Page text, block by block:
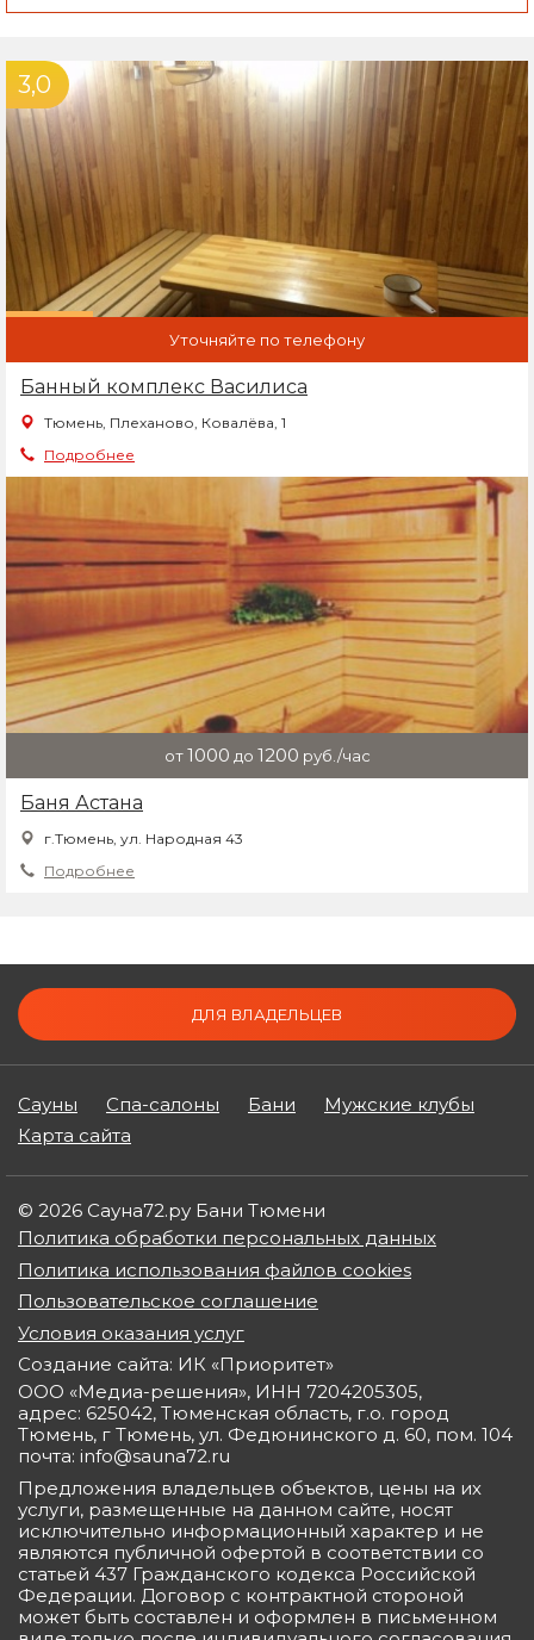
3,0
Уточняйте по телефону
Банный комплекс Василиса
Тюмень, Плеханово, Ковалёва, 1
Подробнее
от1000 до 1200 руб./час
Баня Астана
г.Тюмень, ул. Народная 43
Подробнее
ДЛЯ ВЛАДЕЛЬЦЕВ
Сауны Спа-салоны Бани
Мужские клубы
Карта сайта
© 2026 Сауна72.ру Бани Тюмени
Политика обработки персональных данных
Политика использования файлов cookies
Пользовательское соглашение
Условия оказания услуг
Создание сайта: ИК «Приоритет»
ООО «Медиа-решения», ИНН 7204205305,
адрес: 625042, Тюменская область, г.о. город
Тюмень, г Тюмень, ул. Федюнинского д. 60, пом. 104
почта: info@sauna72.ru
Предложения владельцев объектов, цены на их
услуги, размещенные на данном сайте, носят
исключительно информационный характер и не
являются публичной офертой в соответствии со
статьей 437 Гражданского кодекса Российской
Федерации. Договор с контрактной стороной
может быть составлен и оформлен в письменном